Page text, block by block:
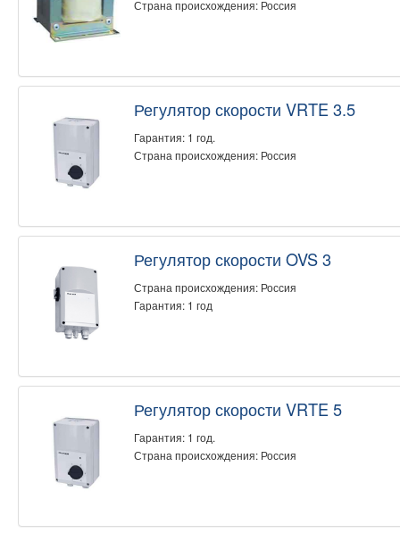
Страна происхождения: Россия
Регулятор скорости VRTE 3.5
Гарантия: 1 год.
Страна происхождения: Россия
Регулятор скорости OVS 3
Страна происхождения: Россия
Гарантия: 1 год
Регулятор скорости VRTE 5
Гарантия: 1 год.
Страна происхождения: Россия